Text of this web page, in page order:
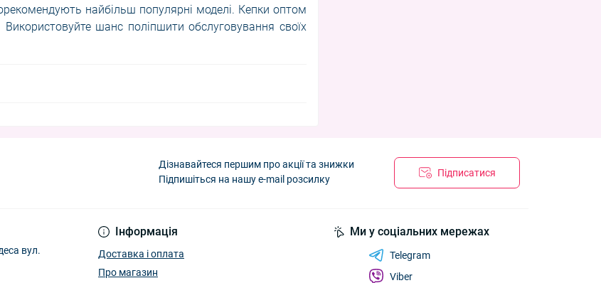
найбільш популярні моделі. Кепки оптом
шанс поліпшити обслуговування своїх
Дізнавайтеся першим про акції та знижки
Підпишіться на нашу e-mail розсилку
Підписатися
вул.
Інформація
Доставка і оплата
Про магазин
Ми у соціальних мережах
Telegram
Viber